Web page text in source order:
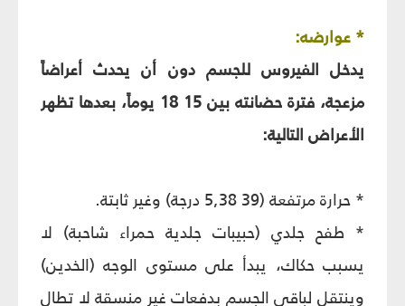
* عوارضه:
يدخل الفيروس للجسم دون أن يحدث أعراضاً
مزعجة، فترة حضانته بين 15 18 يوماً، بعدها تظهر
الأعراض التالية:
* حرارة مرتفعة (39 5,38 درجة) وغير ثابتة.
* طفح جلدي (حبيبات جلدية حمراء شاحبة) لا
يسبب حكاك، يبدأ على مستوى الوجه (الخدين)
وينتقل لباقي الجسم بدفعات غير منسقة لا تطال